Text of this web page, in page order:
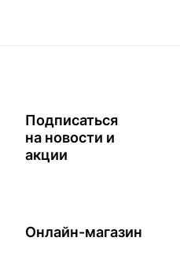
Подписаться
на новости и
акции
Онлайн-магазин